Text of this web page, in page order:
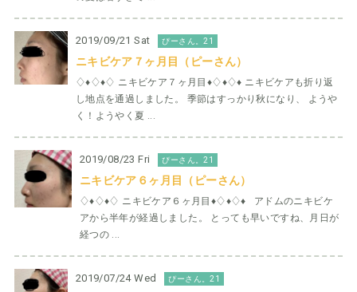
2019/09/21 Sat ぴーさん。21
ニキビケア７ヶ月目（ピーさん）
♢♦︎♢♦︎♢ ニキビケア７ヶ月目♦︎♢♦︎♢♦︎ ニキビケアも折り返
し地点を通過しました。 季節はすっかり秋になり、 ようや
く！ようやく夏 ...
2019/08/23 Fri ぴーさん。21
ニキビケア６ヶ月目（ピーさん）
♢♦︎♢♦︎♢ ニキビケア６ヶ月目♦︎♢♦︎♢♦︎ アドムのニキビケ
アから半年が経過しました。 とっても早いですね、月日が
経つの ...
2019/07/24 Wed ぴーさん。21